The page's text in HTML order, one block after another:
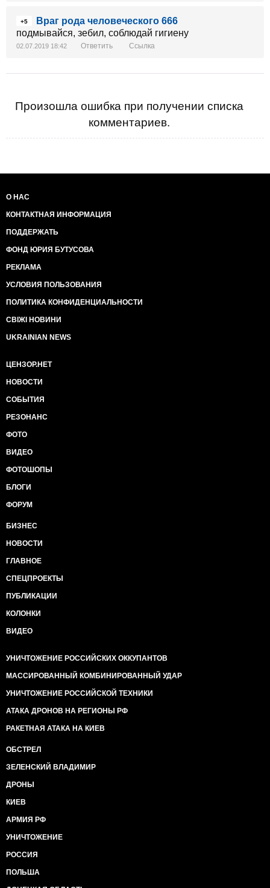
+5
Враг рода человеческого 666
подмывайся, зебил, соблюдай гигиену
02.07.2019 18:42 Ответить Ссылка
Произошла ошибка при получении списка
комментариев.
О НАС
КОНТАКТНАЯ ИНФОРМАЦИЯ
ПОДДЕРЖАТЬ
ФОНД ЮРИЯ БУТУСОВА
РЕКЛАМА
УСЛОВИЯ ПОЛЬЗОВАНИЯ
ПОЛИТИКА КОНФИДЕНЦИАЛЬНОСТИ
СВІЖІ НОВИНИ
UKRAINIAN NEWS
ЦЕНЗОР.НЕТ
НОВОСТИ
СОБЫТИЯ
РЕЗОНАНС
ФОТО
ВИДЕО
ФОТОШОПЫ
БЛОГИ
ФОРУМ
БИЗНЕС
НОВОСТИ
ГЛАВНОЕ
СПЕЦПРОЕКТЫ
ПУБЛИКАЦИИ
КОЛОНКИ
ВИДЕО
УНИЧТОЖЕНИЕ РОССИЙСКИХ ОККУПАНТОВ
МАССИРОВАННЫЙ КОМБИНИРОВАННЫЙ УДАР
УНИЧТОЖЕНИЕ РОССИЙСКОЙ ТЕХНИКИ
АТАКА ДРОНОВ НА РЕГИОНЫ РФ
РАКЕТНАЯ АТАКА НА КИЕВ
ОБСТРЕЛ
ЗЕЛЕНСКИЙ ВЛАДИМИР
ДРОНЫ
КИЕВ
АРМИЯ РФ
УНИЧТОЖЕНИЕ
РОССИЯ
ПОЛЬША